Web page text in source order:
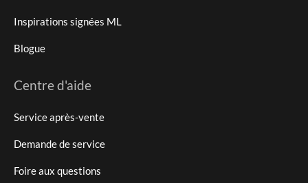
Inspirations signées ML
Blogue
Centre d'aide
Service après-vente
Demande de service
Foire aux questions